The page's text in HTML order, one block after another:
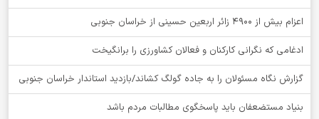
اعزام بیش از 4900 زائر اربعین حسینی از خراسان جنوبی
ادغامی که نگرانی کارکنان و فعالان کشاورزی را برانگیخت
گزارش نگاه مسئولان را به جاده گولگ کشاند/بازدید استاندار خراسان جنوبی
بنیاد مستضعفان باید پاسخگوی مطالبات مردم باشد